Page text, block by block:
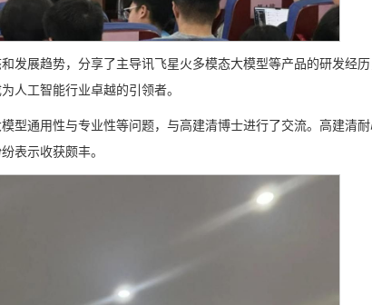
发展趋势，分享了主导讯飞星火多模态大模型等产品的研发经
人工智能行业卓越的引领者。
型通用性与专业性等问题，与高建清博士进行了交流。高建清
表示收获颇丰。